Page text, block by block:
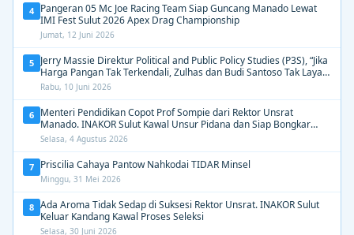
4 Pangeran 05 Mc Joe Racing Team Siap Guncang Manado Lewat
IMI Fest Sulut 2026 Apex Drag Championship
Jumat, 12 Juni 2026
5 Jerry Massie Direktur Political and Public Policy Studies (P3S), “Jika
Harga Pangan Tak Terkendali, Zulhas dan Budi Santoso Tak Layak
Dipertahankan”
Rabu, 10 Juni 2026
6 Menteri Pendidikan Copot Prof Sompie dari Rektor Unsrat
Manado. INAKOR Sulut Kawal Unsur Pidana dan Siap Bongkar
Aroma Busuk di Suksesi Rektor
Selasa, 4 Agustus 2026
7 Priscilia Cahaya Pantow Nahkodai TIDAR Minsel
Minggu, 31 Mei 2026
8 Ada Aroma Tidak Sedap di Suksesi Rektor Unsrat. INAKOR Sulut
Keluar Kandang Kawal Proses Seleksi
Selasa, 30 Juni 2026